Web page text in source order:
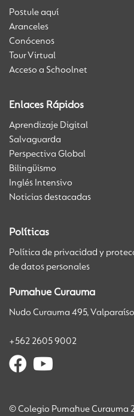
Postule aquí
Aranceles
Conócenos
Tour Virtual
Acceso a Schoolnet
Enlaces Rápidos
Aprendizaje Digital
Salvaguarda
Perspectiva Global
Bilingüismo
Inglés Intensivo
Noticias destacadas
Políticas
Política de privacidad y
de datos personales
Pumahue Curauma
Nudo Curauma 495,
+562 2605 9002
© Colegio Pumahue Curauma